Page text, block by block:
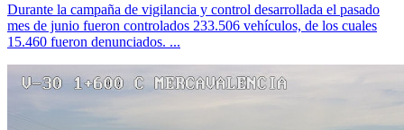
Durante la campaña de vigilancia y control desarrollada el pasado
mes de junio fueron controlados 233.506 vehículos, de los cuales
15.460 fueron denunciados. ...